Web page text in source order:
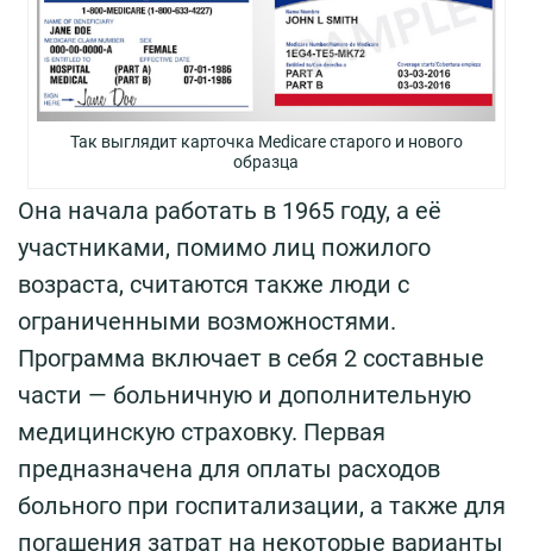
Так выглядит карточка Medicare старого и нового
образца
Она начала работать в 1965 году, а её
участниками, помимо лиц пожилого
возраста, считаются также люди с
ограниченными возможностями.
Программа включает в себя 2 составные
части — больничную и дополнительную
медицинскую страховку. Первая
предназначена для оплаты расходов
больного при госпитализации, а также для
погашения затрат на некоторые варианты